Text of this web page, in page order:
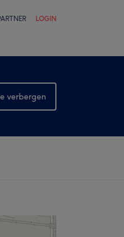
LOGIN
verbergen
anzeigen